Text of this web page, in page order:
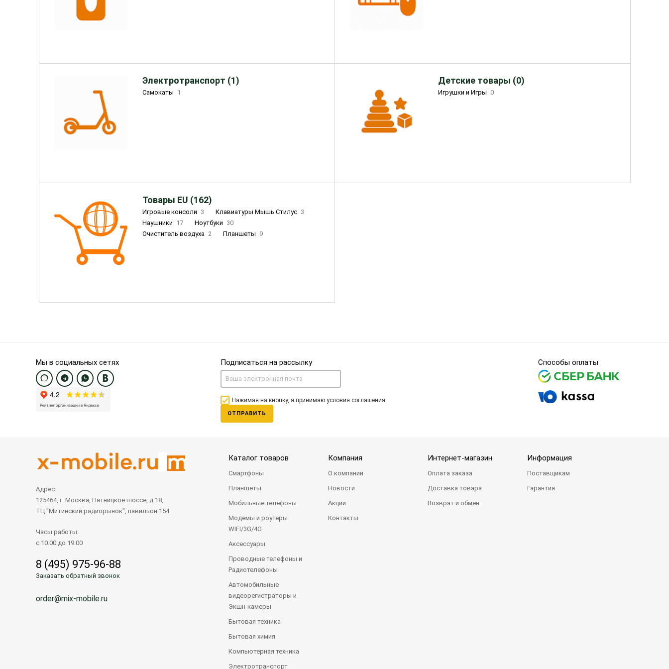
Электротранспорт (1)
Самокаты 1
Детские товары (0)
Игрушки и Игры 0
Товары EU (162)
Игровые консоли 3 Клавиатуры Мышь Стилус 3
Наушники 17 Ноутбуки 30
Очиститель воздуха 2 Планшеты 9
Мы в социальных сетях Подписаться на рассылку
Нажимая на кнопку, я принимаю условия соглашения.
ОТПРАВИТЬ
Способы оплаты
Адрес:
125464, г. Москва, Пятницкое шоссе, д.18,
ТЦ "Митинский радиорынок", павильон 154
Часы работы:
с 10.00 до 19.00
8 (495) 975-96-88
Заказать обратный звонок
order@mix-mobile.ru
Каталог товаров
Смартфоны
Планшеты
Мобильные телефоны
Модемы и роутеры
WIFI/3G/4G
Аксессуары
Проводные телефоны и
Радиотелефоны
Автомобильные
видеорегистраторы и
Экшн-камеры
Бытовая техника
Бытовая химия
Компьютерная техника
Электротранспорт
Компания
О компании
Новости
Акции
Контакты
Интернет-магазин
Оплата заказа
Доставка товара
Возврат и обмен
Информация
Поставщикам
Гарантия